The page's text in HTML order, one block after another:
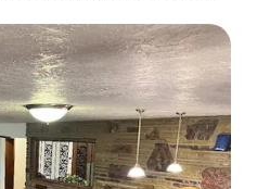
oznakom „Odabrali gosti”